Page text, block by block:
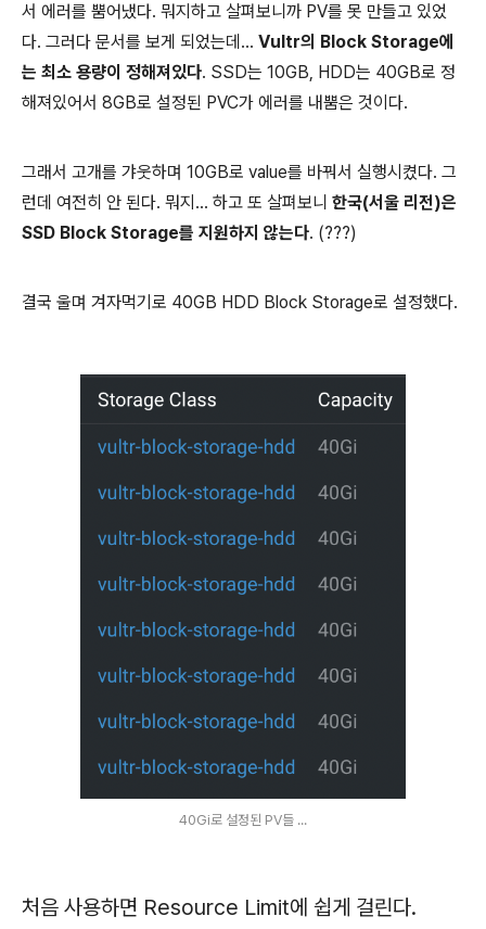
서 에러를 뿜어냈다. 뭐지하고 살펴보니까 PV를 못 만들고 있었
다. 그러다 문서를 보게 되었는데... Vultr의 Block Storage에
는 최소 용량이 정해져있다. SSD는 10GB, HDD는 40GB로 정
해져있어서 8GB로 설정된 PVC가 에러를 내뿜은 것이다.
그래서 고개를 갸웃하며 10GB로 value를 바꿔서 실행시켰다. 그
런데 여전히 안 된다. 뭐지... 하고 또 살펴보니 한국(서울 리전)은
SSD Block Storage를 지원하지 않는다. (???)
결국 울며 겨자먹기로 40GB HDD Block Storage로 설정했다.
40Gi로 설정된 PV들 ...
처음 사용하면 Resource Limit에 쉽게 걸린다.